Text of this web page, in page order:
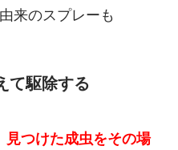
来のスプレーも
て駆除する
見つけた成虫をその場